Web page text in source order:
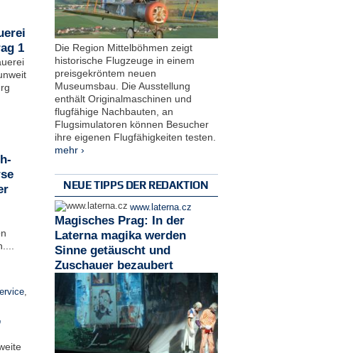
1
,
Die Region Mittelböhmen zeigt
historische Flugzeuge in einem
preisgekröntem neuen
Museumsbau. Die Ausstellung
enthält Originalmaschinen und
flugfähige Nachbauten, an
Flugsimulatoren können Besucher
ihre eigenen Flugfähigkeiten testen.
mehr ›
NEUE TIPPS DER REDAKTION
www.laterna.cz
Magisches Prag: In der
Laterna magika werden
Sinne getäuscht und
Zuschauer bezaubert